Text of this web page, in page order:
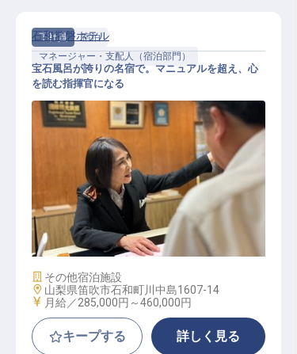
正社員
宿泊
マネージャー・支配人（宿泊部門）
フロント・接遇係（幹部候補）│石
和の名湯を指揮／月給28.5万～46万
石和常磐ホテル
宝石風呂が誇りの名宿で。マニュアルを超え、心
を読む指揮官になる
施設業態
その他宿泊施設
勤務地
山梨県笛吹市石和町川中島1607-14
給与
月給／285,000円～460,000円
キープする 詳しく見る